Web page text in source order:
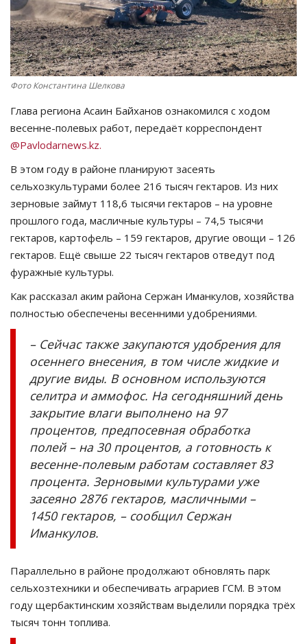
Чек-лист
РАЗВЛЕЧЕНИЯ
OFFICIAL
Курултай
Язык
Қазақша Русский
Фото Константина Шелкова
Глава региона Асаин Байханов ознакомился с ходом
весенне-полевых работ, передаёт корреспондент
@Pavlodarnews.kz.
В этом году в районе планируют засеять
сельхозкультурами более 216 тысяч гектаров. Из них
зерновые займут 118,6 тысячи гектаров – на уровне
прошлого года, масличные культуры – 74,5 тысячи
гектаров, картофель – 159 гектаров, другие овощи – 126
гектаров. Ещё свыше 22 тысяч гектаров отведут под
фуражные культуры.
Как рассказал аким района Сержан Иманкулов, хозяйства
полностью обеспечены весенними удобрениями.
– Сейчас также закупаются удобрения для
осеннего внесения, в том числе жидкие и
другие виды. В основном используются
селитра и аммофос. На сегодняшний день
закрытие влаги выполнено на 97
процентов, предпосевная обработка
полей – на 30 процентов, а готовность к
весенне-полевым работам составляет 83
процента. Зерновыми культурами уже
засеяно 2876 гектаров, масличными –
1450 гектаров, – сообщил Сержан
Иманкулов.
Параллельно в районе продолжают обновлять парк
сельхозтехники и обеспечивать аграриев ГСМ. В этом
году щербактинским хозяйствам выделили порядка трёх
тысяч тонн топлива.